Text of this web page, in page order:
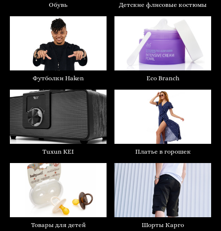
Обувь Детские флисовые костюмы
Футболки Haken Eco Branch
Tuxun KEI Платье в горошек
Товары для детей Шорты Карго